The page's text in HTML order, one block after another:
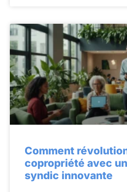
Comment
copropriété avec
syndic innovante